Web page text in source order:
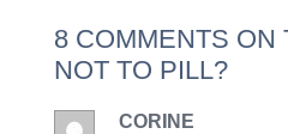
van tv
kijken!
8 COMMENTS ON
NOT TO PILL?
CORINE